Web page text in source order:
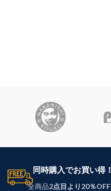
同時購入でお買い得！
全商品2点目より20％OFF